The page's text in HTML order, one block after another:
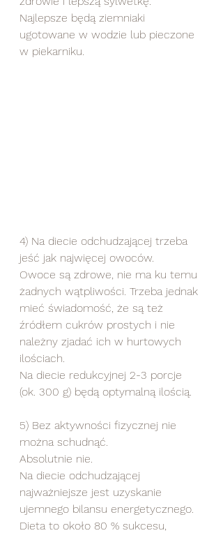
Najlepsze będą ziemniaki
ugotowane w wodzie lub pieczone
w piekarniku.
4) Na diecie odchudzającej trzeba
jeść jak najwięcej owoców.
Owoce są zdrowe, nie ma ku temu
żadnych wątpliwości. Trzeba jednak
mieć świadomość, że są też
źródłem cukrów prostych i nie
należny zjadać ich w hurtowych
ilościach.
Na diecie redukcyjnej 2-3 porcje
(ok. 300 g) będą optymalną ilością.
5) Bez aktywności fizycznej nie
można schudnąć.
Absolutnie nie.
Na diecie odchudzającej
najważniejsze jest uzyskanie
ujemnego bilansu energetycznego.
Dieta to około 80 % sukcesu,